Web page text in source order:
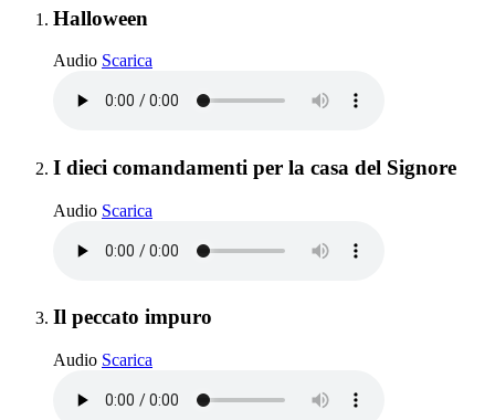
Elenco dei contenuti
Elemento 1:
Halloween
Audio Scarica
Elemento 2:
I dieci comandamenti per la casa del Signore
Audio Scarica
Elemento 3:
Il peccato impuro
Audio Scarica